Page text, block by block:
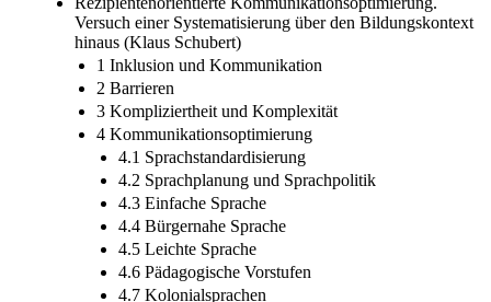
Versuch einer Systematisierung über den Bildungskontext
hinaus (Klaus Schubert)
1 Inklusion und Kommunikation
2 Barrieren
3 Kompliziertheit und Komplexität
4 Kommunikationsoptimierung
4.1 Sprachstandardisierung
4.2 Sprachplanung und Sprachpolitik
4.3 Einfache Sprache
4.4 Bürgernahe Sprache
4.5 Leichte Sprache
4.6 Pädagogische Vorstufen
4.7 Kolonialsprachen